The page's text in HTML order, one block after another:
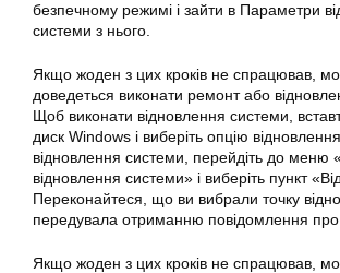
безпечному режимі і зайти в Параметри
системи з нього.
Якщо жоден з цих кроків не спрацював,
доведеться виконати ремонт або
Щоб виконати відновлення системи,
диск Windows і виберіть опцію відновлення
відновлення системи, перейдіть до меню «
відновлення системи» і виберіть пункт
Переконайтеся, що ви вибрали точку
передувала отриманню повідомлення про
Якщо жоден з цих кроків не спрацював,